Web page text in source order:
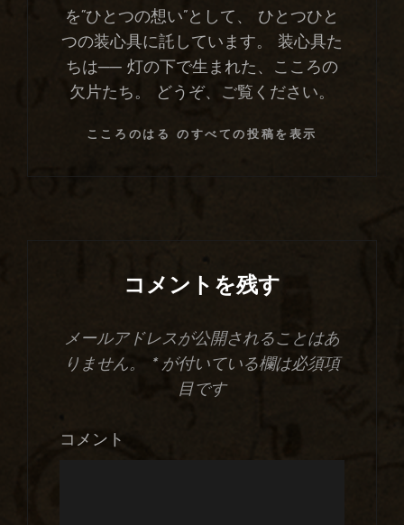
を“ひとつの想い”として、 ひとつひと
つの装心具に託しています。 装心具た
ちは── 灯の下で生まれた、こころの
欠片たち。 どうぞ、ご覧ください。
こころのはる のすべての投稿を表示
コメントを残す
メールアドレスが公開されることはあ
りません。
*が付いている欄は必須項
目です
コメント